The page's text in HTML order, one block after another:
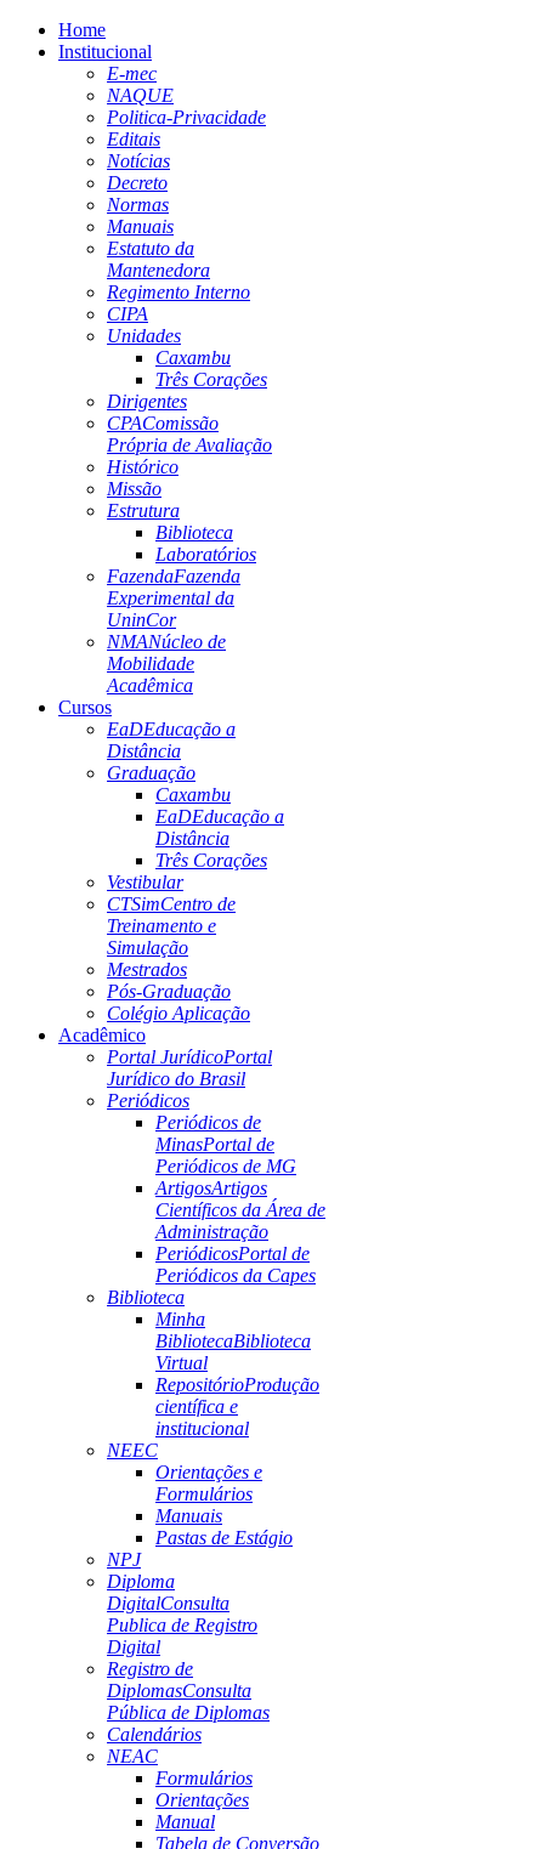
Home
Institucional
E-mec
NAQUE
Politica-Privacidade
Editais
Notícias
Decreto
Normas
Manuais
Estatuto da
Mantenedora
Regimento Interno
CIPA
Unidades
Caxambu
Três Corações
Dirigentes
CPAComissão
Própria de Avaliação
Histórico
Missão
Estrutura
Biblioteca
Laboratórios
FazendaFazenda
Experimental da
UninCor
NMANúcleo de
Mobilidade
Acadêmica
Cursos
EaDEducação a
Distância
Graduação
Caxambu
EaDEducação a
Distância
Três Corações
Vestibular
CTSimCentro de
Treinamento e
Simulação
Mestrados
Pós-Graduação
Colégio Aplicação
Acadêmico
Portal JurídicoPortal
Jurídico do Brasil
Periódicos
Periódicos de
MinasPortal de
Periódicos de MG
ArtigosArtigos
Científicos da Área de
Administração
PeriódicosPortal de
Periódicos da Capes
Biblioteca
Minha
BibliotecaBiblioteca
Virtual
RepositórioProdução
científica e
institucional
NEEC
Orientações e
Formulários
Manuais
Pastas de Estágio
NPJ
Diploma
DigitalConsulta
Publica de Registro
Digital
Registro de
DiplomasConsulta
Pública de Diplomas
Calendários
NEAC
Formulários
Orientações
Manual
Tabela de Conversão